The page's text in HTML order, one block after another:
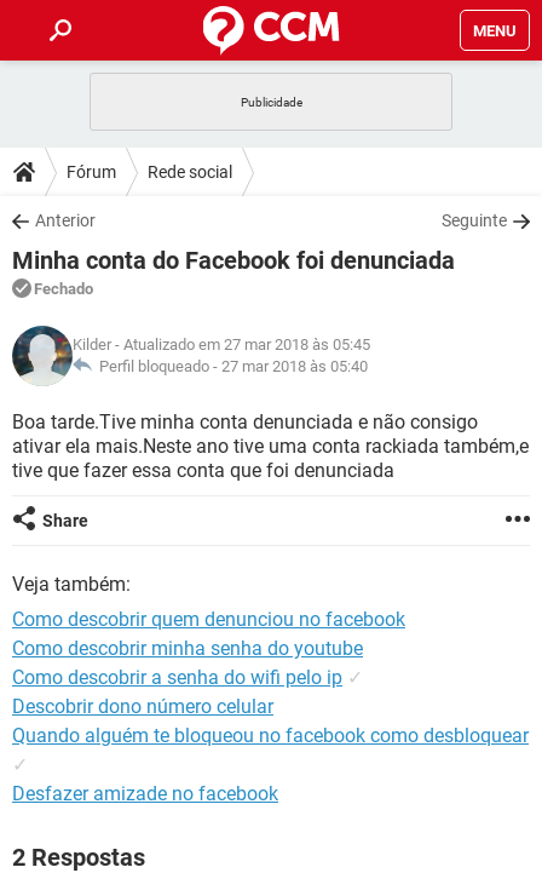
MENU
CELULAR
OUTLOOK
INSTAGRAM GMAIL
GUIA DE COMPRAS
DICAS
JOGOS
OUTLOOK
INSTAGRAM
GUIA DE COMPRAS
DOWNLOADS
JOGOS WHATSAPP
CELULAR
OUTLOOK EXCEL
INSTAGRAM
GUIA DE COMPRAS
FÓRUM
JOGOS
CELULAR FACEBOOK
INSTAGRAM GMAIL
GLOSSÁRIO
JOGOS
CELULAR FACEBOOK
OUTLOOK EXCEL
INSTAGRAM
Fórum Rede social
Anterior Seguinte
Minha conta do Facebook foi denunciada
Fechado
Kilder - Atualizado em 27 mar 2018 às 05:45
Perfil bloqueado - 27 mar 2018 às 05:40
Boa tarde.Tive minha conta denunciada e não consigo
ativar ela mais.Neste ano tive uma conta rackiada também,e
tive que fazer essa conta que foi denunciada
Share
Veja também:
Como descobrir quem denunciou no facebook
Como descobrir minha senha do youtube
Como descobrir a senha do wifi pelo ip ✓
Descobrir dono número celular
Quando alguém te bloqueou no facebook como desbloquear
✓
Desfazer amizade no facebook
2 Respostas